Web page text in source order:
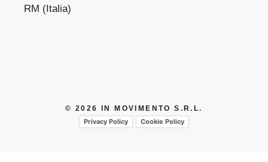
RM (Italia)
© 2026 IN MOVIMENTO S.R.L.
Privacy Policy
Cookie Policy